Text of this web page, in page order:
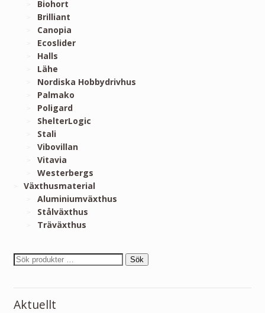
Biohort
Brilliant
Canopia
Ecoslider
Halls
Lähe
Nordiska Hobbydrivhus
Palmako
Poligard
ShelterLogic
Stali
Vibovillan
Vitavia
Westerbergs
Växthusmaterial
Aluminiumväxthus
Stålväxthus
Träväxthus
Sök
Aktuellt